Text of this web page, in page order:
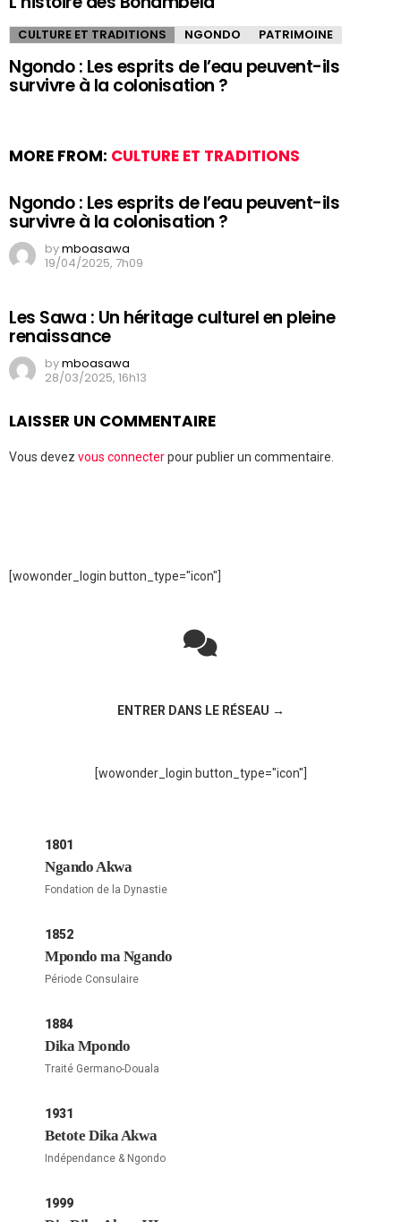
CULTURE ET TRADITIONS NGONDO PATRIMOINE
Ngondo : Les esprits de l’eau peuvent-ils
survivre à la colonisation ?
MORE FROM: CULTURE ET TRADITIONS
Ngondo : Les esprits de l’eau peuvent-ils
survivre à la colonisation ?
bymboasawa
19/04/2025, 7h09
Les Sawa : Un héritage culturel en pleine
renaissance
bymboasawa
28/03/2025, 16h13
LAISSER UN COMMENTAIRE
Vous devez vous connecterpour publier un commentaire.
[wowonder_login button_type="icon"]
ENTRER DANS LE RÉSEAU →
[wowonder_login button_type="icon"]
1801
Ngando Akwa
Fondation de la Dynastie
1852
Mpondo ma Ngando
Période Consulaire
1884
Dika Mpondo
Traité Germano-Douala
1931
Betote Dika Akwa
Indépendance & Ngondo
1999